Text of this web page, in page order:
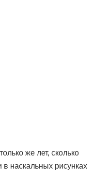
же лет, сколько
в наскальных рисунках